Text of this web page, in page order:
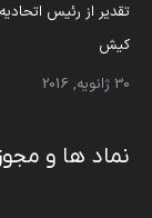
تقدیر از رئیس
کیش
30 ژانویه, 2016
نماد ها و